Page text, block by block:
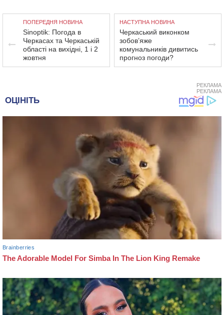
ПОПЕРЕДНЯ НОВИНА
Sinoptik: Погода в
Черкасах та Черкаській
області на вихідні, 1 і 2
жовтня
НАСТУПНА НОВИНА
Черкаський виконком
зобов’яже
комунальників дивитись
прогноз погоди?
РЕКЛАМА
РЕКЛАМА